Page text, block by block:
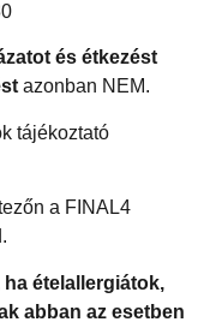
és étkezést
azonban NEM.
tájékoztató
a FINAL4
ételallergiátok,
abban az esetben